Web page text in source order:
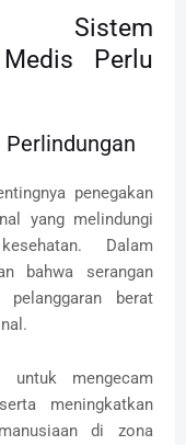
Sistem
Perlu
penegakan
yang melindungi
Dalam
bahwa serangan
berat
untuk mengecam
meningkatkan
di zona